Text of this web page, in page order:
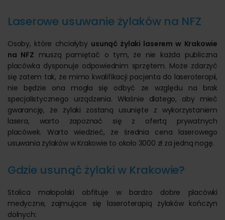
Laserowe usuwanie żylaków na NFZ
Osoby, które chciałyby usunąć żylaki laserem w Krakowie
na NFZ muszą pamiętać o tym, że nie każda publiczna
placówka dysponuje odpowiednim sprzętem. Może zdarzyć
się zatem tak, że mimo kwalifikacji pacjenta do laseroterapii,
nie będzie ona mogła się odbyć ze względu na brak
specjalistycznego urządzenia. Właśnie dlatego, aby mieć
gwarancję, że żylaki zostaną usunięte z wykorzystaniem
lasera, warto zapoznać się z ofertą prywatnych
placówek. Warto wiedzieć, że średnia cena laserowego
usuwania żylaków w Krakowie to około 3000 zł za jedną nogę.
Gdzie usunąć żylaki w Krakowie?
Stolica małopolski obfituje w bardzo dobre placówki
medyczne, zajmujące się laseroterapią żylaków kończyn
dolnych: